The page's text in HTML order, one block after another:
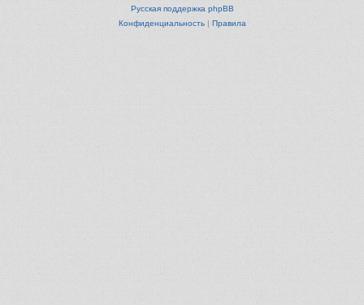
Русская поддержка phpBB
Конфиденциальность| Правила